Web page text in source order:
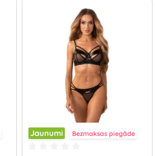
Jaunumi Bezmaksas piegāde